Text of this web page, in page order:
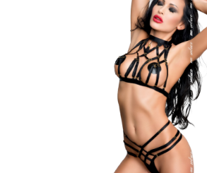
ESAURITO